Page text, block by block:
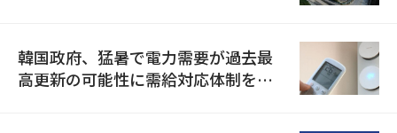
韓国政府、猛暑で電力需要が過去最
高更新の可能性に需給対応体制を点